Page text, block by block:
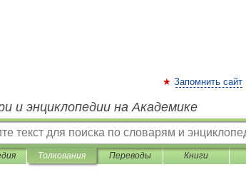
Запомнить сайт
и энциклопедии на Академике
Толкования Переводы Книги